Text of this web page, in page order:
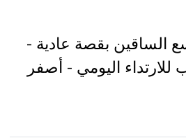
الساقين بقصة عادية -
اليومي - أصفر